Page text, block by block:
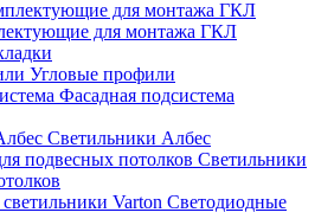
для монтажа ГКЛ
Угловые профили
Фасадная подсистема
Светильники Албес
Светильники
Светодиодные